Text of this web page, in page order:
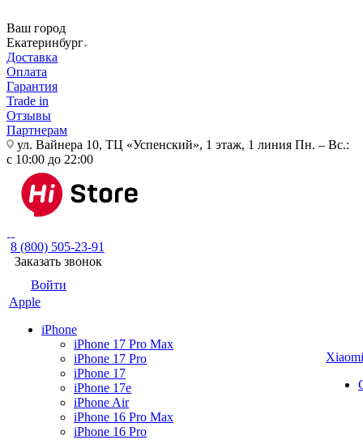
Ваш город
Екатеринбург
Доставка
Оплата
Гарантия
Trade in
Отзывы
Партнерам
ул. Вайнера 10, ТЦ «Успенский», 1 этаж, 1 линия Пн. – Вс.:
с 10:00 до 22:00
8 (800) 505-23-91
Заказать звонок
Войти
Apple
iPhone
iPhone 17 Pro Max
iPhone 17 Pro
iPhone 17
iPhone 17e
iPhone Air
iPhone 16 Pro Max
iPhone 16 Pro
Xiaomi